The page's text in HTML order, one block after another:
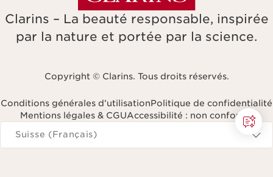
Clarins – La beauté responsable, inspirée
par la nature et portée par la science.
Copyright © Clarins. Tous droits réservés.
Conditions générales d’utilisationPolitique de confidentialité
Mentions légales & CGUAccessibilité : non conforme
Naviguer vers
Suisse (Français)